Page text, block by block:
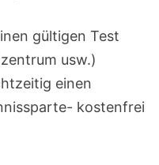
gültigen Test
usw.)
einen
kostenfrei